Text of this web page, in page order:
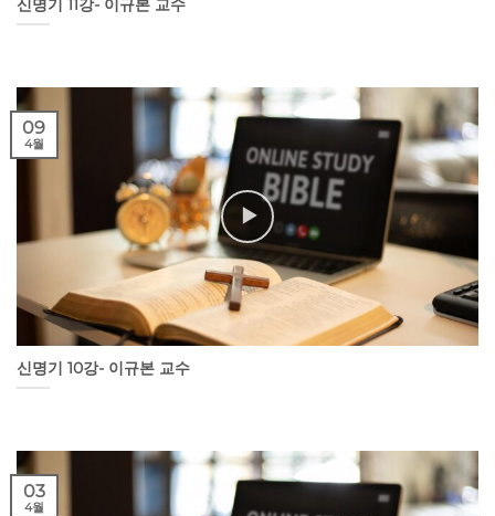
신명기 11강- 이규본 교수
신명기 10강- 이규본 교수
09
4월
03
4월